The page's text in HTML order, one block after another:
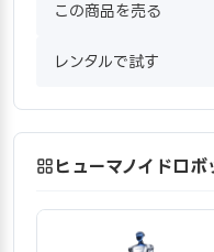
この商品を売る
レンタルで試す
ヒューマノイドロ